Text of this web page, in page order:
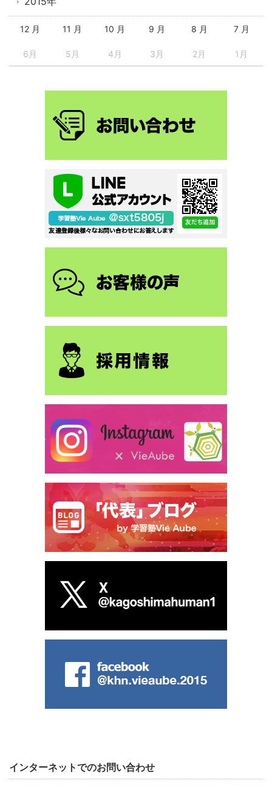
12 月 11 月 10 月 9 月 8 月 7 月
6月 5月 4月 3月 2月 1月
インターネットでのお問い合わせ